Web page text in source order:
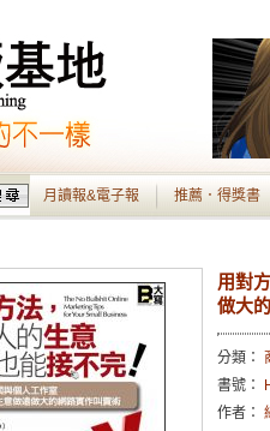
月讀報&電子報 推薦．得獎書
用對
做大
分類：
書號：
作者：